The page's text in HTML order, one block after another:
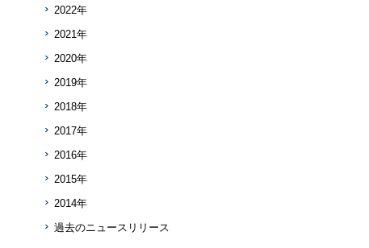
2022年
2021年
2020年
2019年
2018年
2017年
2016年
2015年
2014年
過去のニュースリリース